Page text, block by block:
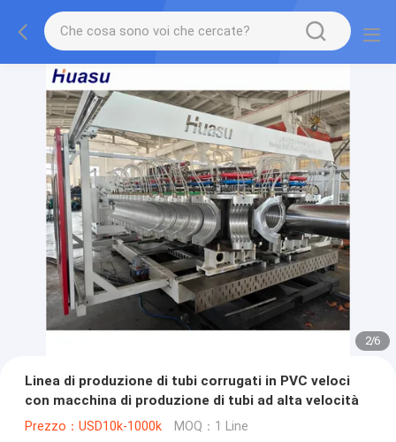
2/6
Linea di produzione di tubi corrugati in PVC veloci
con macchina di produzione di tubi ad alta velocità
Prezzo：USD10k-1000k MOQ：1 Line